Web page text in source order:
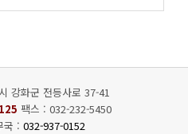
강화군 전등사로 37-41
팩스 : 032-232-5450
국 : 032-937-0152